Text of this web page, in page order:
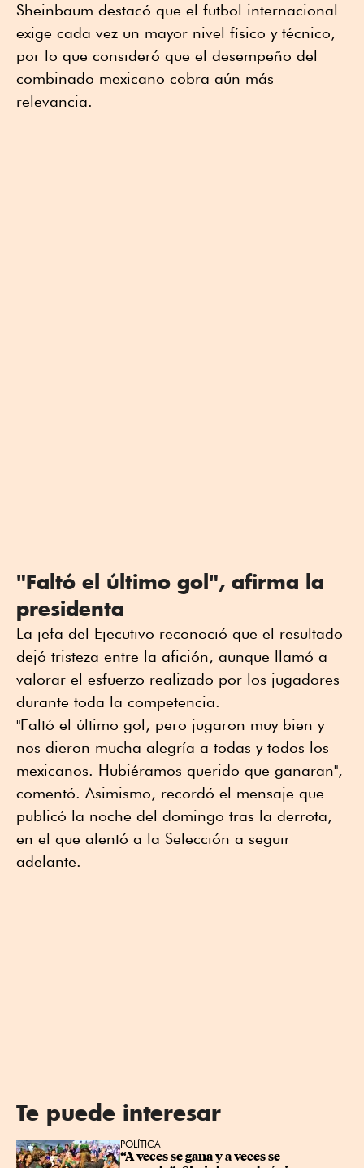
Sheinbaum destacó que el futbol internacional
exige cada vez un mayor nivel físico y técnico,
por lo que consideró que el desempeño del
combinado mexicano cobra aún más
relevancia.
"Faltó el último gol", afirma la
presidenta
La jefa del Ejecutivo reconoció que el resultado
dejó tristeza entre la afición, aunque llamó a
valorar el esfuerzo realizado por los jugadores
durante toda la competencia.
"Faltó el último gol, pero jugaron muy bien y
nos dieron mucha alegría a todas y todos los
mexicanos. Hubiéramos querido que ganaran",
comentó. Asimismo, recordó el mensaje que
publicó la noche del domingo tras la derrota,
en el que alentó a la Selección a seguir
adelante.
Te puede interesar
POLÍTICA
“A veces se gana y a veces se